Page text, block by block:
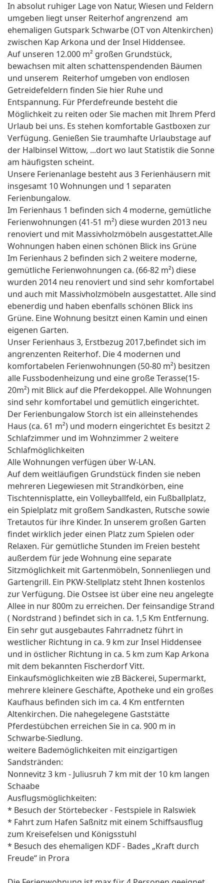
In absolut ruhiger Lage von Natur, Wiesen und Feldern
umgeben liegt unser Reiterhof angrenzend am
ehemaligen Gutspark Schwarbe (OT von Altenkirchen)
zwischen Kap Arkona und der Insel Hiddensee.
Auf unseren 12.000 m² großen Grundstück,
bewachsen mit alten schattenspendenden Bäumen
und unserem Reiterhof umgeben von endlosen
Getreidefeldern finden Sie hier Ruhe und
Entspannung. Für Pferdefreunde besteht die
Möglichkeit zu reiten oder Sie machen mit Ihrem Pferd
Urlaub bei uns. Es stehen komfortable Gastboxen zur
Verfügung. Genießen Sie traumhafte Urlaubstage auf
der Halbinsel Wittow, ...dort wo laut Statistik die Sonne
am häufigsten scheint.
Unsere Ferienanlage besteht aus 3 Ferienhäusern mit
insgesamt 10 Wohnungen und 1 separaten
Ferienbungalow.
Im Ferienhaus 1 befinden sich 4 moderne, gemütliche
Ferienwohnungen (41-51 m²) diese wurden 2013 neu
renoviert und mit Massivholzmöbeln ausgestattet.Alle
Wohnungen haben einen schönen Blick ins Grüne
Im Ferienhaus 2 befinden sich 2 weitere moderne,
gemütliche Ferienwohnungen ca. (66-82 m²) diese
wurden 2014 neu renoviert und sind sehr komfortabel
und auch mit Massivholzmöbeln ausgestattet. Alle sind
ebenerdig und haben ebenfalls schönen Blick ins
Grüne. Eine Wohnung besitzt einen Kamin und einen
eigenen Garten.
Unser Ferienhaus 3, Erstbezug 2017,befindet sich im
angrenzenten Reiterhof. Die 4 modernen und
komfortabelen Ferienwohnungen (50-80 m²) besitzen
alle Fussbodenheizung und eine große Terasse(15-
20m²) mit Blick auf die Pferdekoppel. Alle Wohnungen
sind sehr komfortabel und gemütlich eingerichtet.
Der Ferienbungalow Storch ist ein alleinstehendes
Haus (ca. 61 m²) und modern eingerichtet Es besitzt 2
Schlafzimmer und im Wohnzimmer 2 weitere
Schlafmöglichkeiten
Alle Wohnungen verfügen über W-LAN.
Auf dem weitläufigen Grundstück finden sie neben
mehreren Liegewiesen mit Strandkörben, eine
Tischtennisplatte, ein Volleyballfeld, ein Fußballplatz,
ein Spielplatz mit großem Sandkasten, Rutsche sowie
Tretautos für ihre Kinder. In unserem großen Garten
findet wirklich jeder einen Platz zum Spielen oder
Relaxen. Für gemütliche Stunden im Freien besteht
außerdem für jede Wohnung eine separate
Sitzmöglichkeit mit Gartenmöbeln, Sonnenliegen und
Gartengrill. Ein PKW-Stellplatz steht Ihnen kostenlos
zur Verfügung. Die Ostsee ist über eine neu angelegte
Allee in nur 800m zu erreichen. Der feinsandige Strand
( Nordstrand ) befindet sich in ca. 1,5 Km Entfernung.
Ein sehr gut ausgebautes Fahrradnetz führt in
westlicher Richtung in ca. 9 km zur Insel Hiddensee
und in östlicher Richtung in ca. 5 km zum Kap Arkona
mit dem bekannten Fischerdorf Vitt.
Einkaufsmöglichkeiten wie zB Bäckerei, Supermarkt,
mehrere kleinere Geschäfte, Apotheke und ein großes
Kaufhaus befinden sich im ca. 4 Km entfernten
Altenkirchen. Die nahegelegene Gaststätte
Pferdestübchen erreichen Sie in ca. 900 m in
Schwarbe-Siedlung.
weitere Bademöglichkeiten mit einzigartigen
Sandstränden:
Nonnevitz 3 km - Juliusruh 7 km mit der 10 km langen
Schaabe
Ausflugsmöglichkeiten:
* Besuch der Störtebecker - Festspiele in Ralswiek
* Fahrt zum Hafen Saßnitz mit einem Schiffsausflug
zum Kreisefelsen und Königsstuhl
* Besuch des ehemaligen KDF - Bades „Kraft durch
Freude“ in Prora